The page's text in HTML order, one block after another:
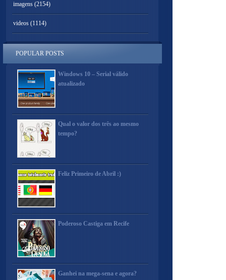
imagens (2154)
videos (1114)
POPULAR POSTS
Windows 10 – Serial válido
atualizado
Qual o valor dos três ao mesmo
tempo?
Feliz Primeiro de Abril :)
Poderoso Castiga em Recife
Ganhei na mega-sena e agora?